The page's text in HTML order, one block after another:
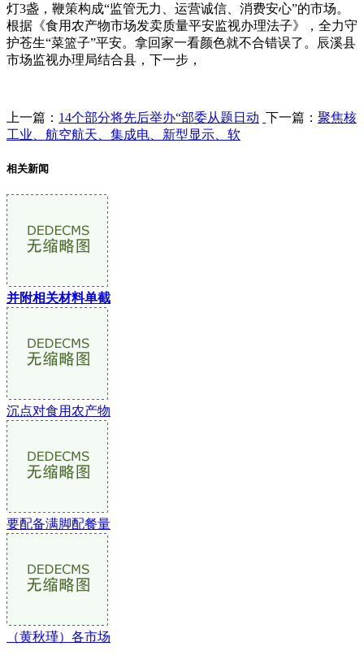
灯3盏，鞭策构成“监管无力、运营诚信、消费安心”的市场。
根据《食用农产物市场发卖质量平安监视办理法子》，全力守
护苍生“菜篮子”平安。拿回家一看颜色就不合错误了。辰溪县
市场监视办理局结合县，下一步，
上一篇： 14个部分将先后举办“部委从题日动 下一篇： 聚焦核
工业、航空航天、集成电、新型显示、软
相关新闻
并附相关材料单截
沉点对食用农产物
要配备满脚配餐量
（黄秋瑾）各市场